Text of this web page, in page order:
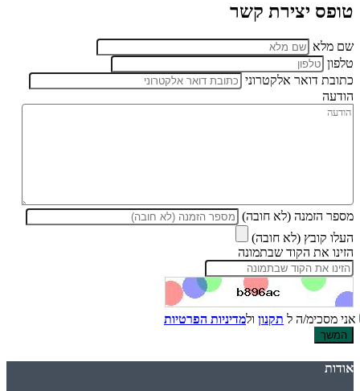
טופס יצירת קשר
שם מלא
טלפון
כתובת דואר אלקטרוני
הודעה
מספר הזמנה (לא חובה)
העלו קובץ (לא חובה)
הזינו את הקוד שבתמונה
אני מסכימ/ה ל תקנון ולמדיניות הפרטיות
אודות